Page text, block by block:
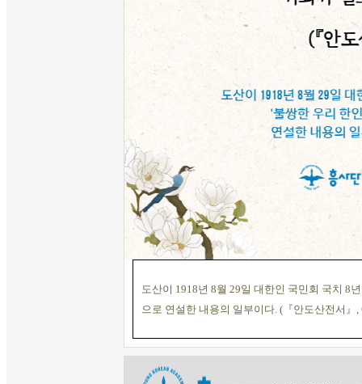
도산이 1918년 8월 29일 대한인 국민회 국치 8
으로 연설한 내용의 일부이다. (『안도산전서』,